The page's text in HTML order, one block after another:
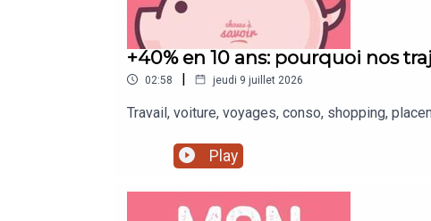
+40% en 10 ans: pourquoi nos
02:58 | jeudi 9 juillet 2026
Travail, voiture, voyages, conso, shopping,
Play